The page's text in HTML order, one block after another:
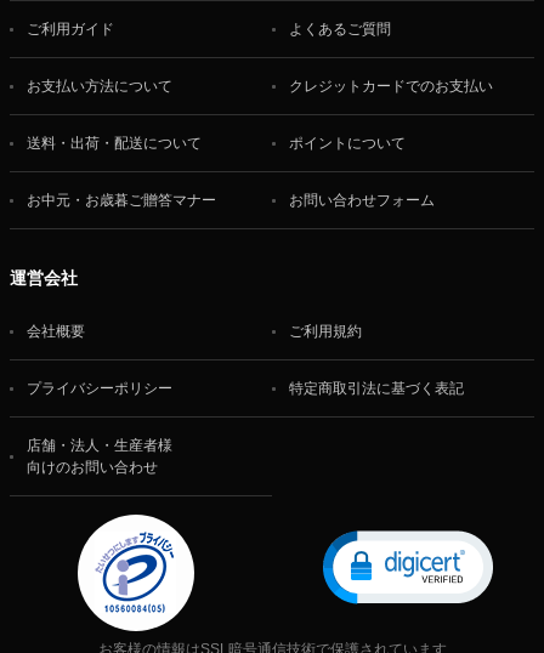
ご利用ガイド よくあるご質問
お支払い方法について クレジットカードでのお支払い
送料・出荷・配送について ポイントについて
お中元・お歳暮ご贈答マナー お問い合わせフォーム
運営会社
会社概要 ご利用規約
プライバシーポリシー 特定商取引法に基づく表記
店舗・法人・生産者様
向けのお問い合わせ